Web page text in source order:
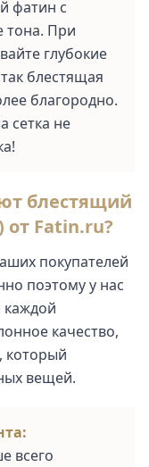
фатин с
тона. При
глубокие
блестящая
благородно.
сетка не
блестящий
Fatin.ru?
покупателей
поэтому у нас
каждой
качество,
который
вещей.
всего